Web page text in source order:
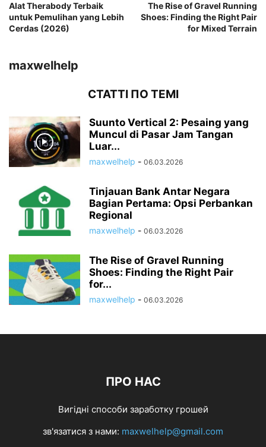
Alat Therabody Terbaik
untuk Pemulihan yang Lebih
Cerdas (2026)
The Rise of Gravel Running
Shoes: Finding the Right Pair
for Mixed Terrain
maxwelhelp
СТАТТІ ПО ТЕМІ
Suunto Vertical 2: Pesaing yang
Muncul di Pasar Jam Tangan
Luar...
maxwelhelp - 06.03.2026
Tinjauan Bank Antar Negara
Bagian Pertama: Opsi Perbankan
Regional
maxwelhelp - 06.03.2026
The Rise of Gravel Running
Shoes: Finding the Right Pair
for...
maxwelhelp - 06.03.2026
ПРО НАС
Вигідні способи заработку грошей
зв'язатися з нами: maxwelhelp@gmail.com